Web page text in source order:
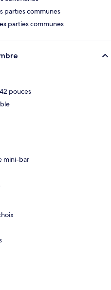
parties communes
parties communes
pouces
mini-bar